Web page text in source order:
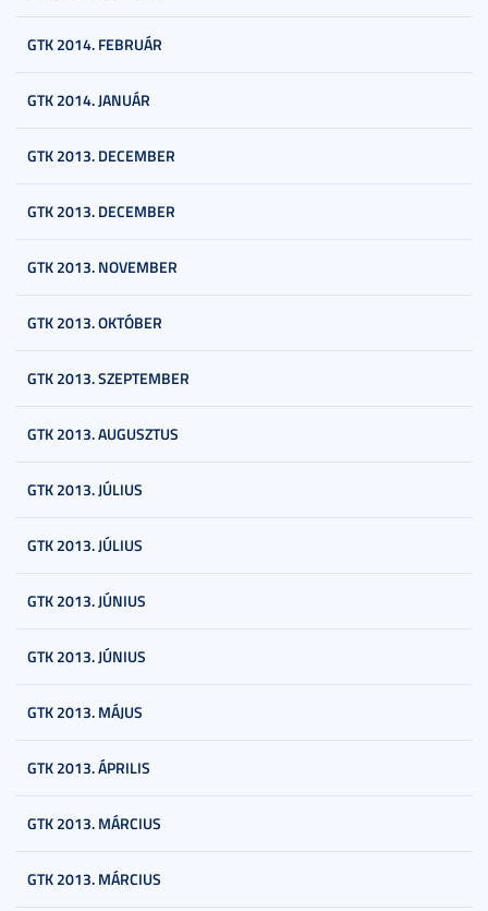
GTK 2014. FEBRUÁR
GTK 2014. JANUÁR
GTK 2013. DECEMBER
GTK 2013. DECEMBER
GTK 2013. NOVEMBER
GTK 2013. OKTÓBER
GTK 2013. SZEPTEMBER
GTK 2013. AUGUSZTUS
GTK 2013. JÚLIUS
GTK 2013. JÚLIUS
GTK 2013. JÚNIUS
GTK 2013. JÚNIUS
GTK 2013. MÁJUS
GTK 2013. ÁPRILIS
GTK 2013. MÁRCIUS
GTK 2013. MÁRCIUS